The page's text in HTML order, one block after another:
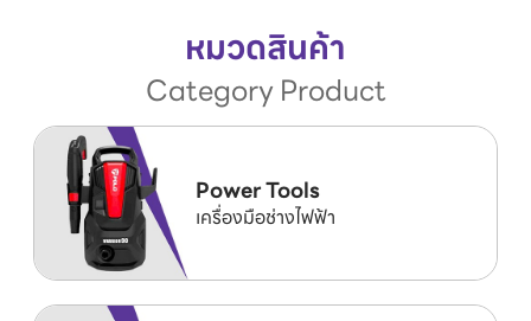
หมวดสินค้า
Category Product
Power Tools
เครื่องมือช่างไฟฟ้า